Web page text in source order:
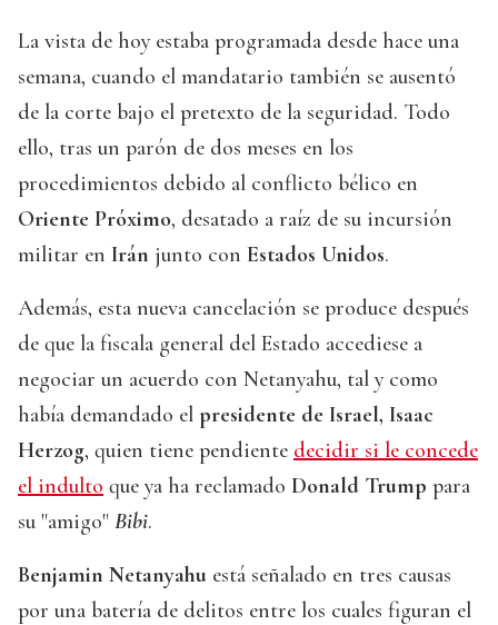
La vista de hoy estaba programada desde hace una
semana, cuando el mandatario también se ausentó
de la corte bajo el pretexto de la seguridad. Todo
ello, tras un parón de dos meses en los
procedimientos debido al conflicto bélico en
Oriente Próximo, desatado a raíz de su incursión
militar en Irán junto con Estados Unidos.
Además, esta nueva cancelación se produce después
de que la fiscala general del Estado accediese a
negociar un acuerdo con Netanyahu, tal y como
había demandado el presidente de Israel, Isaac
Herzog, quien tiene pendiente decidir si le concede
el indulto que ya ha reclamado Donald Trump para
su "amigo" Bibi.
Benjamin Netanyahu está señalado en tres causas
por una batería de delitos entre los cuales figuran el